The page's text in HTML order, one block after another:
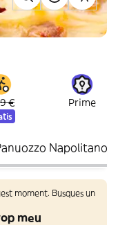
€ Prime
Napolitano
moment. Busques un
meu